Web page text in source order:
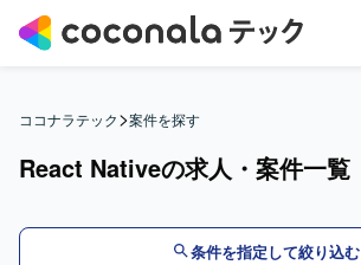
ココナラテック>案件を探す
React Nativeの求人・案件一覧
条件を指定して絞り込む